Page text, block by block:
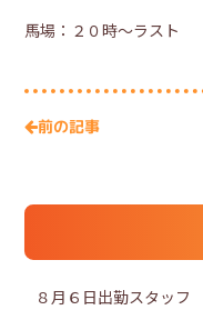
馬場：２０時～ラスト
前の記事
８月６日出勤スタッフ